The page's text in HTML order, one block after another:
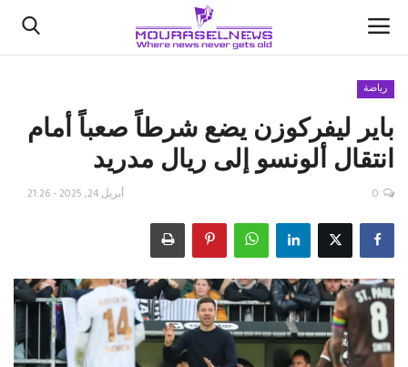
الأخبار
كتّابنا
اقتصاد
علوم وتكنولوجيا
رياضة
رياضة
باير ليفركوزن يضع شرطاً صعباً أمام
انتقال ألونسو إلى ريال مدريد
أبريل 24, 2025 - 21:26 0